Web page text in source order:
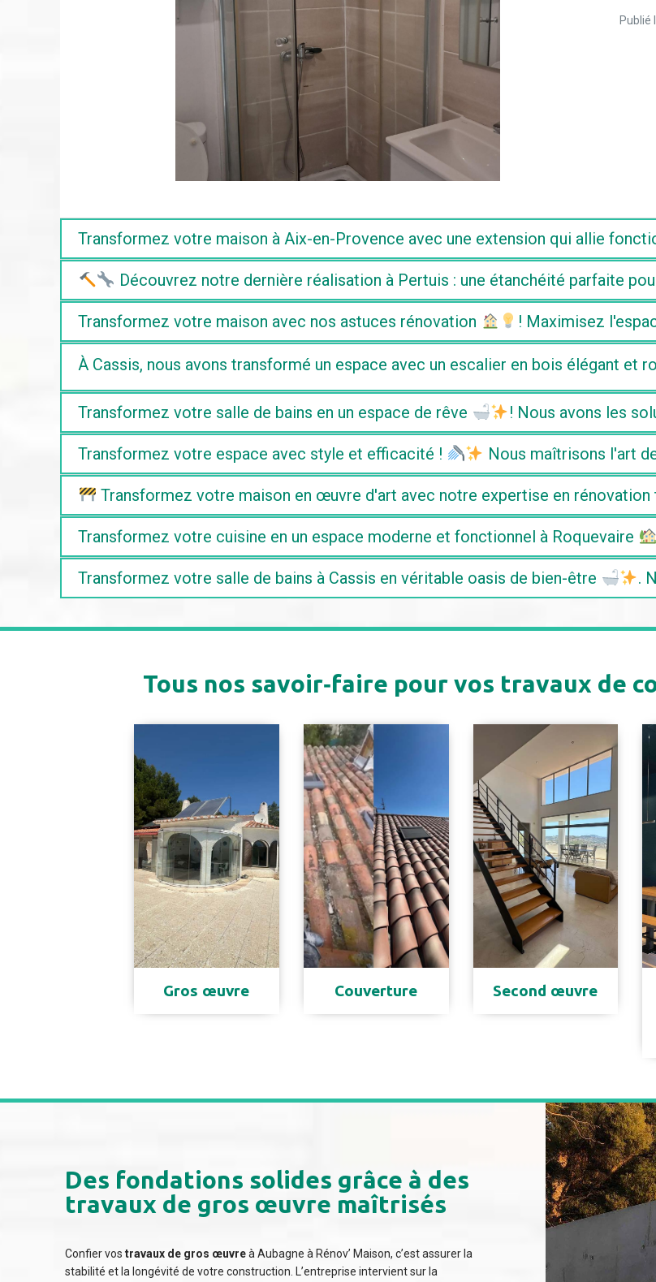
Publié
Transformez votre maison à Aix-en-Provence avec une extension qui allie
Découvrez notre dernière réalisation à Pertuis : une étanchéité parfaite
Transformez votre maison avec nos astuces rénovation ! Maximisez
À Cassis, nous avons transformé un espace avec un escalier en bois élégant
Transformez votre salle de bains en un espace de rêve ! Nous avons les
Transformez votre espace avec style et efficacité ! Nous maîtrisons l'art
Transformez votre maison en œuvre d'art avec notre expertise en rénovation
Transformez votre cuisine en un espace moderne et fonctionnel à Roquevaire
Transformez votre salle de bains à Cassis en véritable oasis de bien-être .
Tous nos savoir‑faire pour vos travaux de
Gros œuvre Couverture Second œuvre
Des fondations solides grâce à des
travaux de gros œuvre maîtrisés
Confier vos travaux de gros œuvreà Aubagne à Rénov’ Maison, c’est assurer la
stabilité et la longévité de votre construction. L’entreprise intervient sur la